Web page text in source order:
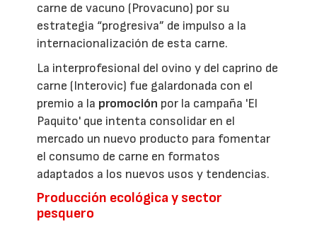
carne de vacuno (Provacuno) por su
estrategia “progresiva” de impulso a la
internacionalización de esta carne.
La interprofesional del ovino y del caprino de
carne (Interovic) fue galardonada con el
premio a la promoción por la campaña 'El
Paquito' que intenta consolidar en el
mercado un nuevo producto para fomentar
el consumo de carne en formatos
adaptados a los nuevos usos y tendencias.
Producción ecológica y sector
pesquero